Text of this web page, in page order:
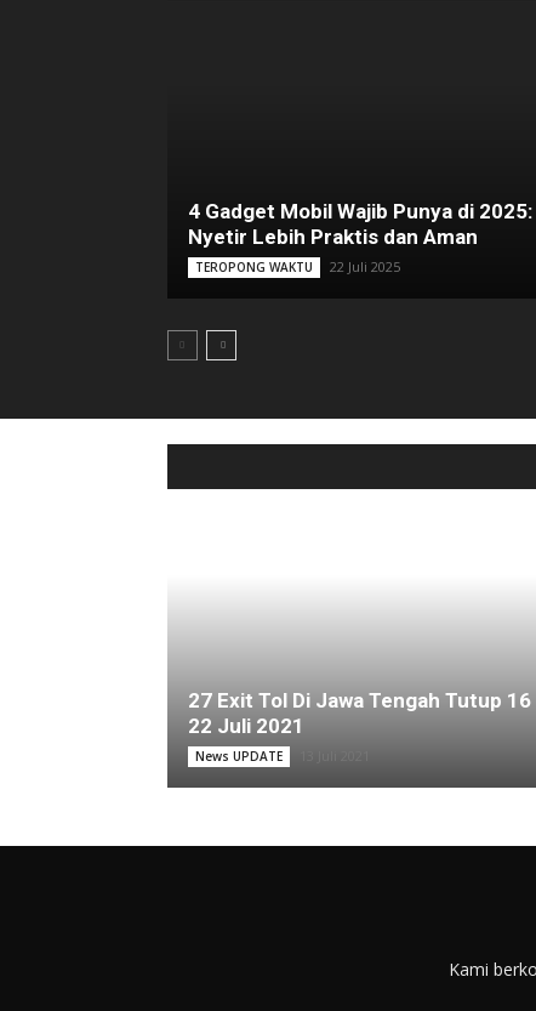
4 Gadget Mobil Wajib Punya di 2025:
Nyetir Lebih Praktis dan Aman
TEROPONG WAKTU 22 Juli 2025
27 Exit Tol Di Jawa Tengah Tutup 16
22 Juli 2021
News UPDATE
Kami